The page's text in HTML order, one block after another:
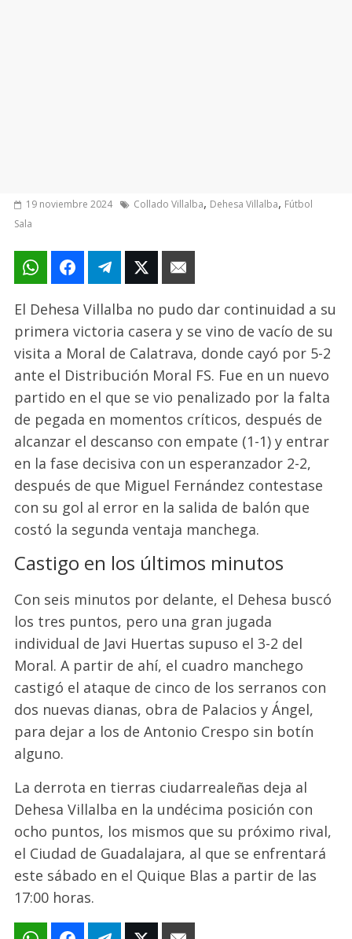
19 noviembre 2024 Collado Villalba, Dehesa Villalba, Fútbol
Sala
El Dehesa Villalba no pudo dar continuidad a su
primera victoria casera y se vino de vacío de su
visita a Moral de Calatrava, donde cayó por 5-2
ante el Distribución Moral FS. Fue en un nuevo
partido en el que se vio penalizado por la falta
de pegada en momentos críticos, después de
alcanzar el descanso con empate (1-1) y entrar
en la fase decisiva con un esperanzador 2-2,
después de que Miguel Fernández contestase
con su gol al error en la salida de balón que
costó la segunda ventaja manchega.
Castigo en los últimos minutos
Con seis minutos por delante, el Dehesa buscó
los tres puntos, pero una gran jugada
individual de Javi Huertas supuso el 3-2 del
Moral. A partir de ahí, el cuadro manchego
castigó el ataque de cinco de los serranos con
dos nuevas dianas, obra de Palacios y Ángel,
para dejar a los de Antonio Crespo sin botín
alguno.
La derrota en tierras ciudarrealeñas deja al
Dehesa Villalba en la undécima posición con
ocho puntos, los mismos que su próximo rival,
el Ciudad de Guadalajara, al que se enfrentará
este sábado en el Quique Blas a partir de las
17:00 horas.